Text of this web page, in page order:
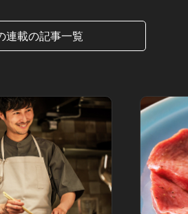
連載の記事一覧